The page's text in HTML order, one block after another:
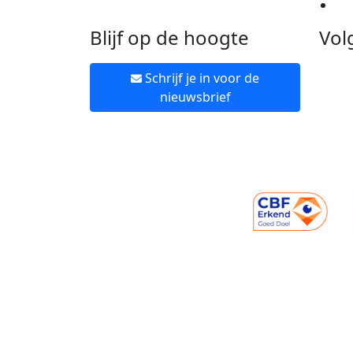
Blijf op de hoogte
Schrijf je in voor de
nieuwsbrief